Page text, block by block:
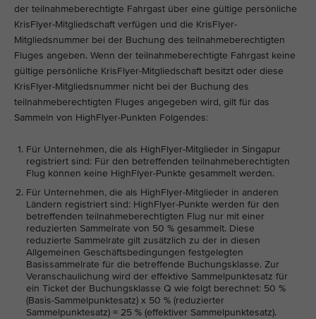
der teilnahmeberechtigte Fahrgast über eine gültige persönliche
KrisFlyer-Mitgliedschaft verfügen und die KrisFlyer-
Mitgliedsnummer bei der Buchung des teilnahmeberechtigten
Fluges angeben. Wenn der teilnahmeberechtigte Fahrgast keine
gültige persönliche KrisFlyer-Mitgliedschaft besitzt oder diese
KrisFlyer-Mitgliedsnummer nicht bei der Buchung des
teilnahmeberechtigten Fluges angegeben wird, gilt für das
Sammeln von HighFlyer-Punkten Folgendes:
Für Unternehmen, die als HighFlyer-Mitglieder in Singapur
registriert sind: Für den betreffenden teilnahmeberechtigten
Flug können keine HighFlyer-Punkte gesammelt werden.
Für Unternehmen, die als HighFlyer-Mitglieder in anderen
Ländern registriert sind: HighFlyer-Punkte werden für den
betreffenden teilnahmeberechtigten Flug nur mit einer
reduzierten Sammelrate von 50 % gesammelt. Diese
reduzierte Sammelrate gilt zusätzlich zu der in diesen
Allgemeinen Geschäftsbedingungen festgelegten
Basissammelrate für die betreffende Buchungsklasse. Zur
Veranschaulichung wird der effektive Sammelpunktesatz für
ein Ticket der Buchungsklasse Q wie folgt berechnet: 50 %
(Basis-Sammelpunktesatz) x 50 % (reduzierter
Sammelpunktesatz) = 25 % (effektiver Sammelpunktesatz).